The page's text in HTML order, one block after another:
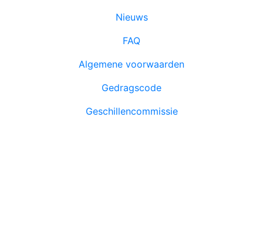
Nieuws
FAQ
Algemene voorwaarden
Gedragscode
Geschillencommissie